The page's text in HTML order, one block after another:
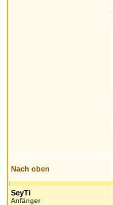
Nach oben
SeyTi
Anfänger